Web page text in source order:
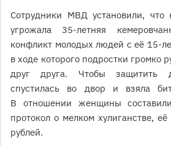
Сотрудники МВД установили, что
угрожала 35-летняя
конфликт молодых людей с её 15-
в ходе которого подростки громко
друг друга. Чтобы защитить
спустилась во двор и взяла
В отношении женщины
протокол о мелком хулиганстве,
рублей.